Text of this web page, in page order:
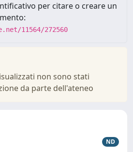
per citare o creare un
11564/272560
non sono stati
da parte dell'ateneo
ND